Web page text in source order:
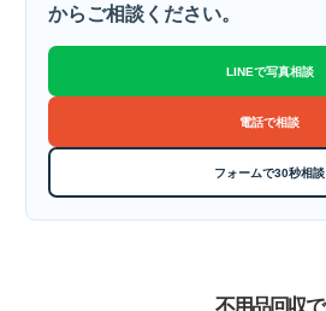
からご相談ください。
LINEで写真相談
電話で相談
フォームで30秒相談